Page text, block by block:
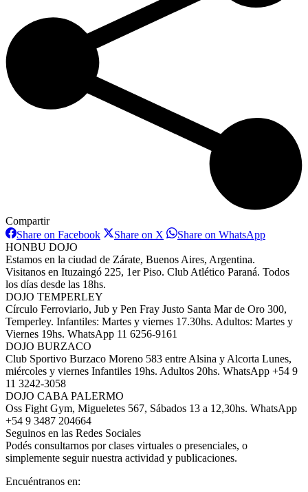
Compartir
Share on FacebookShare
Facebook
Share on X Share
X
Share on WhatsAppShare
HONBU DOJO
Estamos en la ciudad de Zárate, Buenos Aires, Argentina.
Visitanos en Ituzaingó 225, 1er Piso. Club Atlético Paraná. Todos
los días desde las 18hs.
DOJO TEMPERLEY
Círculo Ferroviario, Jub y Pen Fray Justo Santa Mar de Oro 300,
Temperley. Infantiles: Martes y viernes 17.30hs. Adultos: Martes y
Viernes 19hs. WhatsApp 11 6256-9161
DOJO BURZACO
Club Sportivo Burzaco Moreno 583 entre Alsina y Alcorta Lunes,
miércoles y viernes Infantiles 19hs. Adultos 20hs. WhatsApp +54 9
11 3242-3058
DOJO CABA PALERMO
Oss Fight Gym, Migueletes 567, Sábados 13 a 12,30hs. WhatsApp
+54 9 3487 204664
Seguinos en las Redes Sociales
Podés consultarnos por clases virtuales o presenciales, o
simplemente seguir nuestra actividad y publicaciones.
Encuéntranos en: